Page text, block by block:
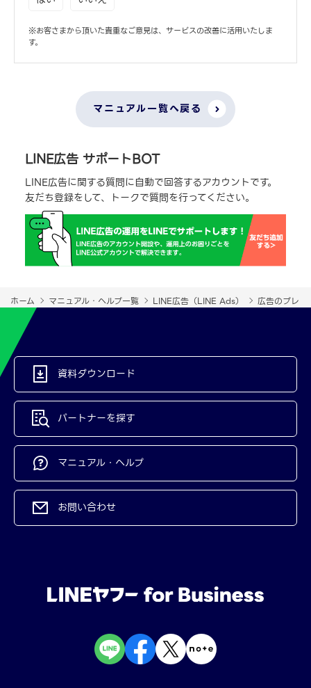
※お客さまから頂いた貴重なご意見は、サービスの改善に活用いたしま
す。
マニュアル一覧へ戻る
LINE広告 サポートBOT
LINE広告に関する質問に自動で回答するアカウントです。
友だち登録をして、トークで質問を行ってください。
ホーム マニュアル・ヘルプ一覧 LINE広告（LINE Ads） 広告のプレビ
資料ダウンロード
パートナーを探す
マニュアル・ヘルプ
お問い合わせ